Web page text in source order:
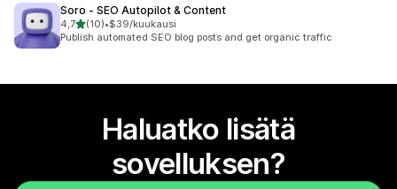
Soro ‑ SEO Autopilot & Content
4,7/ 5 tähteä
(10)
10 arvostelua yhteensä
•$39/kuukausi
Publish automated SEO blog posts and get organic traffic
Haluatko lisätä
sovelluksen?